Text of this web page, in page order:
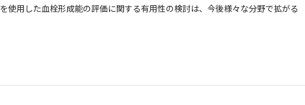
を使用した血栓形成能の評価に関する有用性の検討は、今後様々な分野で拡がる